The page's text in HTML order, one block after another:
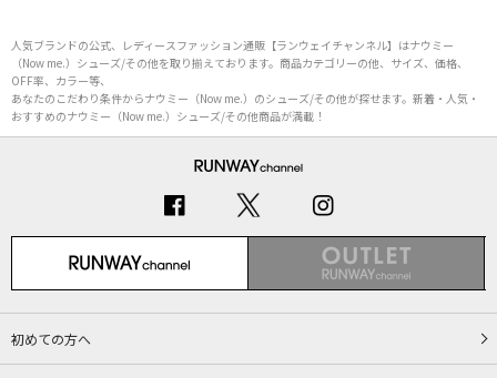
人気ブランドの公式、レディースファッション通販【ランウェイチャンネル】はナウミー
（Now me.）シューズ/その他を取り揃えております。商品カテゴリーの他、サイズ、価格、
OFF率、カラー等、
あなたのこだわり条件からナウミー（Now me.）のシューズ/その他が探せます。新着・人気・
おすすめのナウミー（Now me.）シューズ/その他商品が満載！
初めての方へ